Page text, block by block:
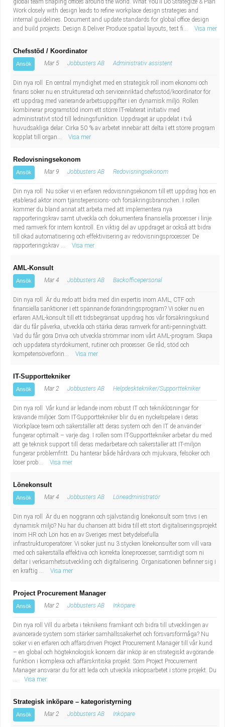
global team shaping offices around the world. What You’ll Do Strategize & Plan
Work closely with design leads to refine workplace design strategies and
internal guidelines. Document and update standards for global office design
and build projects. Design & Deliver Produce spatial layouts, test fi...
Visa mer
Chefsstöd / Koordinator
Ansök Mar 5 Jobbusters AB Administrativ assistent
Din nya roll En central myndighet med en strategisk roll inom ekonomi och
finans söker nu en strukturerad och serviceinriktad chefsstöd/koordinator för
ett uppdrag med varierande arbetsuppgifter i en dynamisk miljö. Rollen
kombinerar programstöd inom ett större IT-relaterat initiativ med
administrativt stöd till ledningsfunktion. Uppdraget är uppdelat i två
huvudsakliga delar. Cirka 50 % av arbetet innebär att delta i ett större program
kopplat till organ...
Visa mer
Redovisningsekonom
Ansök Mar 9 Jobbusters AB Redovisningsekonom
Din nya roll Nu söker vi en erfaren redovisningsekonom till ett uppdrag hos en
etablerad aktör inom tjänstepensions- och försäkringsbranschen. I rollen
kommer du bland annat att arbeta med att implementera nya
rapporteringskrav samt utveckla och dokumentera finansiella processer i linje
med ramverk för intern kontroll. En viktig del av uppdraget är också att bidra
till ökad automatisering och effektivisering av redovisningsprocesser. De
rapporteringskrav ...
Visa mer
AML-Konsult
Ansök Mar 4 Jobbusters AB Backofficepersonal
Din nya roll Är du redo att bidra med din expertis inom AML, CTF och
finansiella sanktioner i ett spännande förändringsprogram? Vi söker nu en
erfaren AML-konsult till ett tidsbegränsat uppdrag hos vår försäkringskund
där du får påverka, utveckla och stärka deras ramverk för anti-penningtvätt.
Vad du får göra Driva och utveckla strömmar inom vårt AML-program. Skapa
och uppdatera styrdokument, rutiner och processer. Ge råd, stöd och
kompetensöverförin...
Visa mer
IT-Supporttekniker
Ansök Mar 2 Jobbusters AB Helpdesktekniker/Supporttekniker
Din nya roll Vår kund är ledande inom robust IT och tekniklösningar för
krävande miljöer. Som IT-Supporttekniker blir du en nyckelspelare i deras
Workplace team och säkerställer att deras system och den IT de använder
fungerar optimalt – varje dag. I rollen som IT-Supporttekniker arbetar du med
att ge teknisk support till deras medarbetare och säkerställer att IT-miljön
fungerar problemfritt. Du hanterar både hårdvara och mjukvara, felsöker och
löser prob...
Visa mer
Lönekonsult
Ansök Mar 4 Jobbusters AB Löneadministratör
Din nya roll Är du en noggrann och självständig lönekonsult som trivs i en
dynamisk miljö? Nu har du chansen att bidra till ett stort digitaliseringsprojekt
inom HR och Lön hos en av Sveriges mest betydelsefulla
infrastrukturoperatörer. Vi söker just nu 3 stycken lönekonsulter som vill vara
med och säkerställa effektiva och korrekta löneprocesser, samtidigt som ni
deltar i verksamhetsutveckling och digitalisering. Organisationen befinner sig i
en kraftig ...
Visa mer
Project Procurement Manager
Ansök Mar 2 Jobbusters AB Inköpare
Din nya roll Vill du arbeta i teknikens framkant och bidra till utvecklingen av
avancerade system som stärker samhällssäkerhet och försvarsförmåga? Nu
söker vi en erfaren och affärsdriven Project Procurement Manager till vår kund
– en global och högteknologisk koncern där inköp är en strategiskt avgörande
funktion i komplexa och affärskritiska projekt. Som Project Procurement
Manager ansvarar du för att leda och utveckla inköpsarbetet i större projekt. Du
...
Visa mer
Strategisk inköpare – kategoristyrning
Ansök Mar 2 Jobbusters AB Inköpare